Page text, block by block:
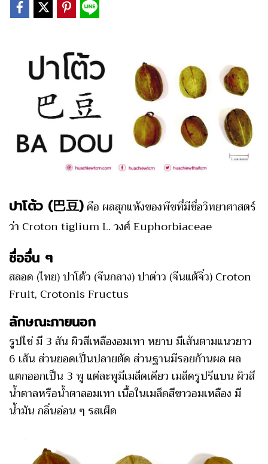
ปาโต้ว (巴豆)คือ ผลสุกแห้งของพืชที่มีชื่อวิทยาศาสตร์
ว่า Croton tiglium L. วงศ์ Euphorbiaceae
ชื่ออื่น ๆ
สลอด (ไทย) ปาโต้ว (จีนกลาง) ปาต่าว (จีนแต้จิ๋ว) Croton
Fruit, Crotonis Fructus
ลักษณะภายนอก
รูปไข่ มี 3 สัน ผิวสีเหลืองอมเทา หยาบ มีเส้นตามแนวยาว
6 เส้น ส่วนยอดเป็นปลายตัด ส่วนฐานมีรอยก้านผล ผล
แตกออกเป็น 3 พู แต่ละพูมีเมล็ดเดียว เมล็ดรูปรีแบน ผิวสี
น้ำตาลหรือน้ำตาลอมเทา เนื้อในเมล็ดสีขาวอมเหลือง มี
น้ำมัน กลิ่นอ่อน ๆ รสเผ็ด